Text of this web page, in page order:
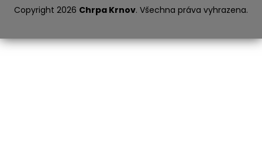
Copyright 2026 Chrpa Krnov. Všechna práva vyhrazena.